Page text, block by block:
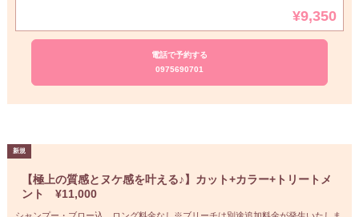
¥9,350
電話で予約する
0975690701
【極上の質感とヌケ感を叶える♪】カット+カラー+トリートメ
ント ¥11,000